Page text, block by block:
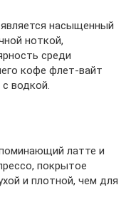
насыщенный
ноткой,
среди
кофе флет-вайт
водкой.
латте и
покрытое
и плотной, чем для